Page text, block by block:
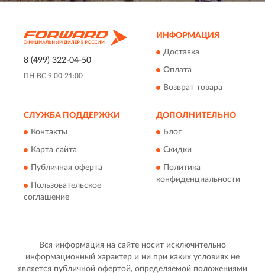
8 (499) 322-04-50
ПН-ВС 9:00-21:00
ИНФОРМАЦИЯ
Доставка
Оплата
Возврат товара
СЛУЖБА ПОДДЕРЖКИ
Контакты
Карта сайта
Публичная оферта
Пользовательское
соглашение
ДОПОЛНИТЕЛЬНО
Блог
Скидки
Политика
конфиденциальности
Вся информация на сайте носит исключительно
информационный характер и ни при каких условиях не
является публичной офертой, определяемой положениями